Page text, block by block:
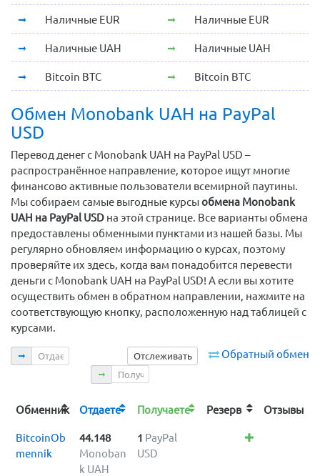
Наличные EUR Наличные EUR
Наличные UAH Наличные UAH
Bitcoin BTC Bitcoin BTC
Обмен Monobank UAH на PayPal
USD
Перевод денег с Monobank UAH на PayPal USD –
распространённое направление, которое ищут многие
финансово активные пользователи всемирной паутины.
Мы собираем самые выгодные курсыобмена Monobank
UAH на PayPal USD на этой странице. Все варианты обмена
предоставлены обменными пунктами из нашей базы. Мы
регулярно обновляем информацию о курсах, поэтому
проверяйте их здесь, когда вам понадобится перевести
деньги с Monobank UAH на PayPal USD! А если вы хотите
осуществить обмен в обратном направлении, нажмите на
соответствующую кнопку, расположенную над таблицей с
курсами.
Обратный обмен
Отслеживать
Отдаете
Получаете
Обменник Отдаете Получаете Резерв Отзывы
BitcoinOb
mennik
44.148
Monoban
k UAH
1 PayPal
USD